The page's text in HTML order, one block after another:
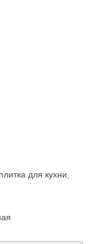
плитка для кухни